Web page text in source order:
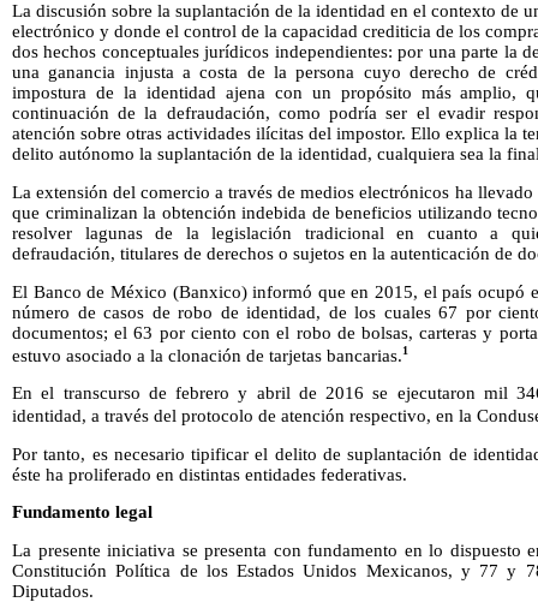
La discusión sobre la suplantación de la identidad en el contexto de
electrónico y donde el control de la capacidad crediticia de los
dos hechos conceptuales jurídicos independientes: por una parte la
una ganancia injusta a costa de la persona cuyo derecho de
impostura de la identidad ajena con un propósito más amplio,
continuación de la defraudación, como podría ser el evadir
atención sobre otras actividades ilícitas del impostor. Ello explica la
delito autónomo la suplantación de la identidad, cualquiera sea la
La extensión del comercio a través de medios electrónicos ha
que criminalizan la obtención indebida de beneficios utilizando
resolver lagunas de la legislación tradicional en cuanto a
defraudación, titulares de derechos o sujetos en la autenticación de
El Banco de México (Banxico) informó que en 2015, el país ocupó
número de casos de robo de identidad, de los cuales 67 por
documentos; el 63 por ciento con el robo de bolsas, carteras y
estuvo asociado a la clonación de tarjetas bancarias.1
En el transcurso de febrero y abril de 2016 se ejecutaron mil
identidad, a través del protocolo de atención respectivo, en la
Por tanto, es necesario tipificar el delito de suplantación de
éste ha proliferado en distintas entidades federativas.
Fundamento legal
La presente iniciativa se presenta con fundamento en lo dispuesto
Constitución Política de los Estados Unidos Mexicanos, y 77 y
Diputados.